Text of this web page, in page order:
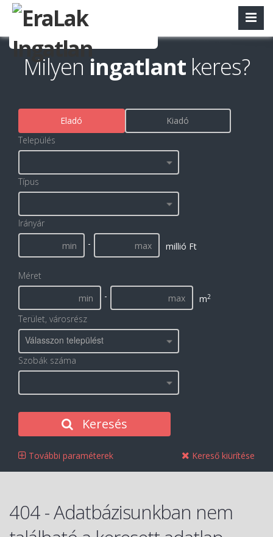
Milyen ingatlant keres?
Eladó
Kiadó
Település
Típus
Irányár
-
millió Ft
Méret
-
m2
Terület, városrész
Válasszon települést
Szobák száma
Keresés
További paraméterek Kereső kiürítése
404 - Adatbázisunkban nem